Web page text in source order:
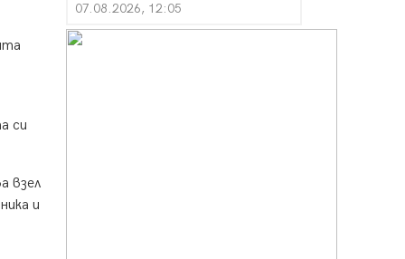
си
взел
и
07.08.2026, 12:05
Да отговорим на жегите с филм